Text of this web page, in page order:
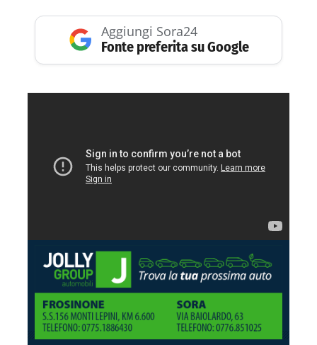
Aggiungi Sora24
Fonte preferita su Google